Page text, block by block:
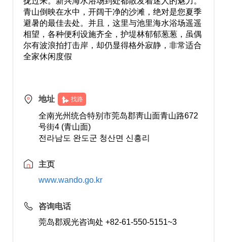
青山倒映在水中，开阔干净的沙滩，绝对是您夏季
避暑的最佳去处。并且，这里与池里海水浴场遥遥
相望，各种便利设施齐全，护堤林郁郁葱葱，虽偶
尔有波浪拍打击岸，却仍显得格外寂静，非常适合
全家休闲度假
地址 找路
全南光州统合特别市莞岛郡靑山面青山路672
号街4 (青山面)
전라남도 완도군 청산면 신흥리
主页
www.wando.go.kr
咨询电话
莞岛郡观光咨询处 +82-61-550-5151~3